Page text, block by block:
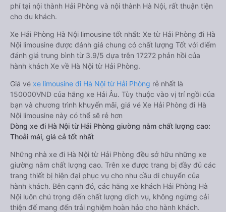
phí tại nội thành Hải Phòng và nội thành Hà Nội, rất thuận tiện
cho du khách.
Xe Hải Phòng Hà Nội limousine tốt nhất: Xe từ Hải Phòng đi Hà
Nội limousine được đánh giá chung có chất lượng Tốt với điểm
đánh giá trung bình từ 3.9/5 dựa trên 17272 phản hồi của
hành khách Xe về Hà Nội từ Hải Phòng.
Giá vé xe limousine đi Hà Nội từ Hải Phòng rẻ nhất là
150000VND của hãng xe Hải Âu. Tùy thuộc vào vị trí ngồi của
bạn và chương trình khuyến mãi, giá vé Xe Hải Phòng đi Hà
Nội limousine này có thể sẽ rẻ hơn
Dòng xe đi Hà Nội từ Hải Phòng giường nằm chất lượng cao:
Thoải mái, giá cả tốt nhất
Những nhà xe đi Hà Nội từ Hải Phòng đều sở hữu những xe
giường nằm chất lượng cao. Trên xe được trang bị đầy đủ các
trang thiết bị hiện đại phục vụ cho nhu cầu di chuyển của
hành khách. Bên cạnh đó, các hãng xe khách Hải Phòng Hà
Nội luôn chú trọng đến chất lượng dịch vụ, không ngừng cải
thiện để mang đến trải nghiệm hoàn hảo cho hành khách.